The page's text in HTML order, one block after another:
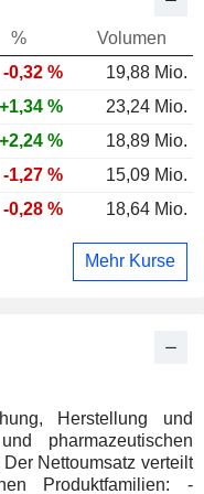
Herstellung und
pharmazeutischen
Nettoumsatz verteilt
Produktfamilien: -
%
Volumen
-0,32 %
19,88 Mio.
+1,34 %
23,24 Mio.
+2,24 %
18,89 Mio.
-1,27 %
15,09 Mio.
-0,28 % 18,64 Mio.
Mehr Kurse